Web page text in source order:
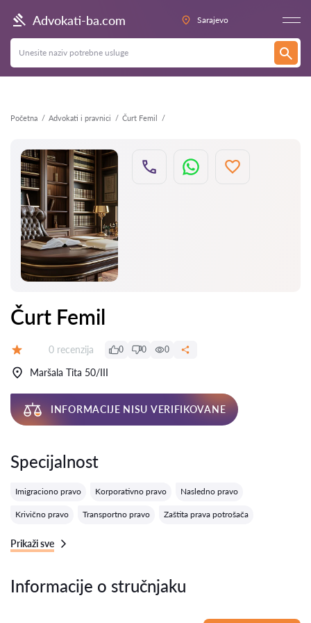
Advokati-ba.com Sarajevo
Početna Advokati i pravnici Čurt Femil
Nazad
Čurt Femil
Recenzija:
0 recenzija 0 0 0
Maršala Tita 50/III
INFORMACIJE NISU VERIFIKOVANE
Specijalnost
Imigraciono pravo Korporativno pravo Nasledno pravo
Krivično pravo Transportno pravo Zaštita prava potrošača
Prikaži sve
Informacije o stručnjaku